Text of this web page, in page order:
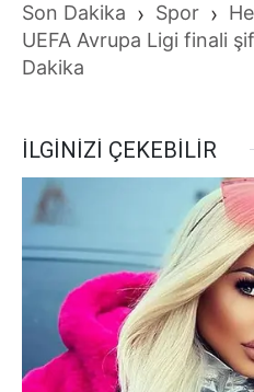
Son Dakika › Spor ›
UEFA Avrupa Ligi finali
Dakika